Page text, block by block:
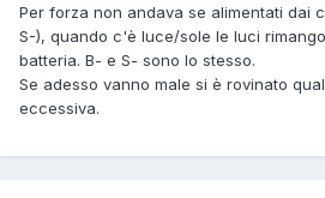
Per forza non andava se alimentati dai
S-), quando c'è luce/sole le luci
batteria. B- e S- sono lo stesso.
Se adesso vanno male si è rovinato
eccessiva.